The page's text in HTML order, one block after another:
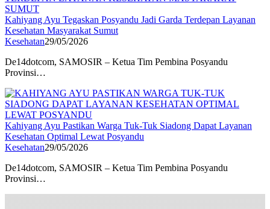
Kahiyang Ayu Tegaskan Posyandu Jadi Garda Terdepan Layanan
Kesehatan Masyarakat Sumut
Kesehatan29/05/2026
De14dotcom, SAMOSIR – Ketua Tim Pembina Posyandu
Provinsi…
Kahiyang Ayu Pastikan Warga Tuk-Tuk Siadong Dapat Layanan
Kesehatan Optimal Lewat Posyandu
Kesehatan29/05/2026
De14dotcom, SAMOSIR – Ketua Tim Pembina Posyandu
Provinsi…